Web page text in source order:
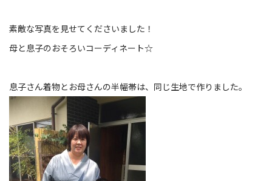
素敵な写真を見せてくださいました！
母と息子のおそろいコーディネート☆
息子さん着物とお母さんの半幅帯は、同じ生地で作りました。